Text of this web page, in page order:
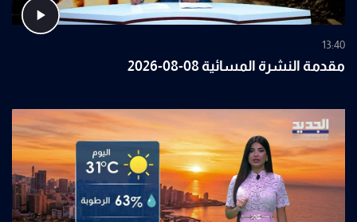
13:40
مقدمة النشرة المسائية 08-08-2026